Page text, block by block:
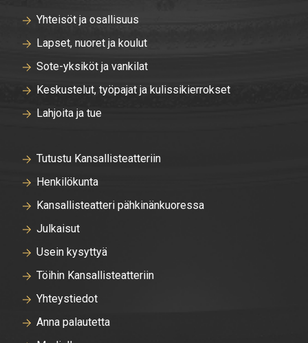
Yhteisöt ja osallisuus
Lapset, nuoret ja koulut
Sote-yksiköt ja vankilat
Keskustelut, työpajat ja kulissikierrokset
Lahjoita ja tue
Tutustu Kansallisteatteriin
Henkilökunta
Kansallisteatteri pähkinänkuoressa
Julkaisut
Usein kysyttyä
Töihin Kansallisteatteriin
Yhteystiedot
Anna palautetta